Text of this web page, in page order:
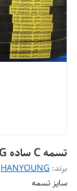
تسمه C ساده HANYONG
برند: HANYOUNG
سایز تسمه